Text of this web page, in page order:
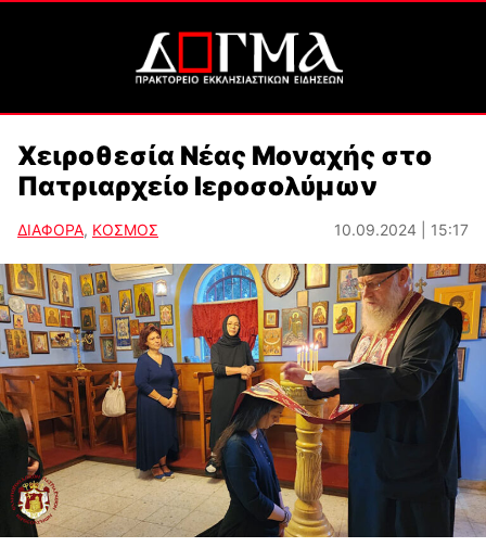
Χειροθεσία Νέας Μοναχής στο
Πατριαρχείο Ιεροσολύμων
ΔΙΑΦΟΡΑ, ΚΟΣΜΟΣ 10.09.2024 | 15:17